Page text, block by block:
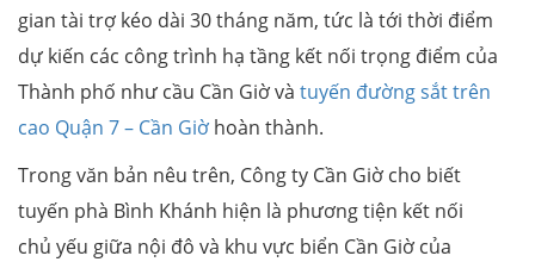
gian tài trợ kéo dài 30 tháng năm, tức là tới thời điểm
dự kiến các công trình hạ tầng kết nối trọng điểm của
Thành phố như cầu Cần Giờ và tuyến đường sắt trên
cao Quận 7 – Cần Giờ hoàn thành.
Trong văn bản nêu trên, Công ty Cần Giờ cho biết
tuyến phà Bình Khánh hiện là phương tiện kết nối
chủ yếu giữa nội đô và khu vực biển Cần Giờ của